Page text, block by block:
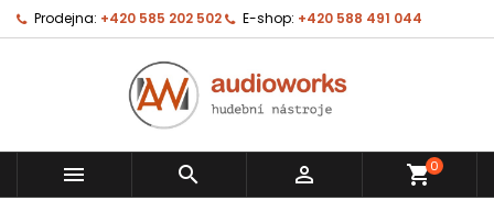
Prodejna: +420 585 202 502 E-shop: +420 588 491 044
   shopping_cart0